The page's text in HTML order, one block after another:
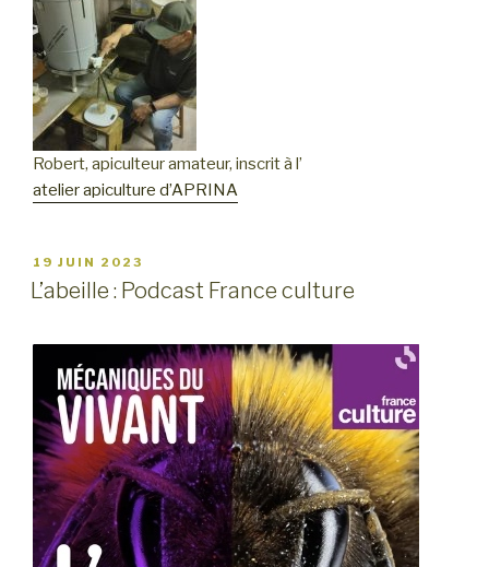
Robert, apiculteur amateur, inscrit à l’
atelier apiculture d’APRINA
PUBLIÉ
LE
19 JUIN 2023
L’abeille : Podcast France culture